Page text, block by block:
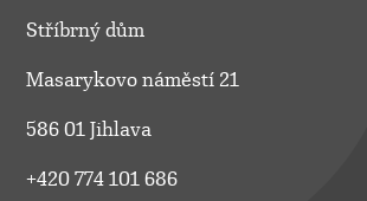
Stříbrný dům
Masarykovo náměstí 21
586 01 Jihlava
+420 774 101 686